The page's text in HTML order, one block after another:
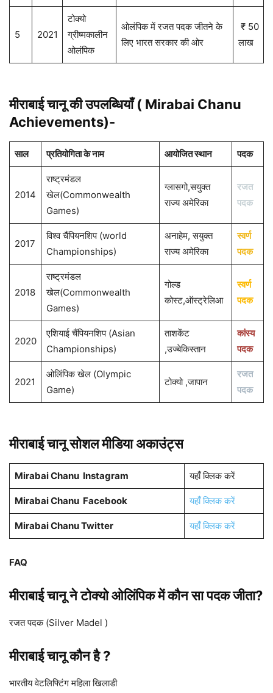
5 2021
टोक्यो
ग्रीष्मकालीन
ओलंपिक
ओलंपिक में रजत पदक जीतने के
लिए भारत सरकार की ओर
₹ 50
लाख
मीराबाई चानूकी उपलब्धियाँ ( Mirabai Chanu
Achievements)-
साल प्रतियोगिता के नाम आयोजित स्थान पदक
2014
राष्ट्रमंडल
खेल(Commonwealth
Games)
ग्लासगो,सयुक्त
राज्य अमेरिका
रजत
पदक
2017
विश्व चैंपियनशिप (world
Championships)
अनाहेम, सयुक्त
राज्य अमेरिका
स्वर्ण
पदक
2018
राष्ट्रमंडल
खेल(Commonwealth
Games)
गोल्ड
कोस्ट,ऑस्ट्रेलिआ
स्वर्ण
पदक
2020
एशियाई चैंपियनशिप (Asian
Championships)
ताशकेंट
,उज्बेकिस्तान
कांस्य
पदक
2021
ओलिंपिक खेल (Olympic
Game)
टोक्यो ,जापान
रजत
पदक
मीराबाई चानूसोशल मीडिया अकाउंट्स
Mirabai ChanuInstagram यहाँ क्लिक करें
Mirabai ChanuFacebook यहाँ क्लिक करें
Mirabai ChanuTwitter यहाँ क्लिक करें
FAQ
मीराबाई चानू ने टोक्यो ओलिंपिक में कौन सा पदक जीता?
रजत पदक (Silver Madel )
मीराबाई चानू कौन है ?
भारतीय वेटलिफ्टिंग महिला खिलाडी